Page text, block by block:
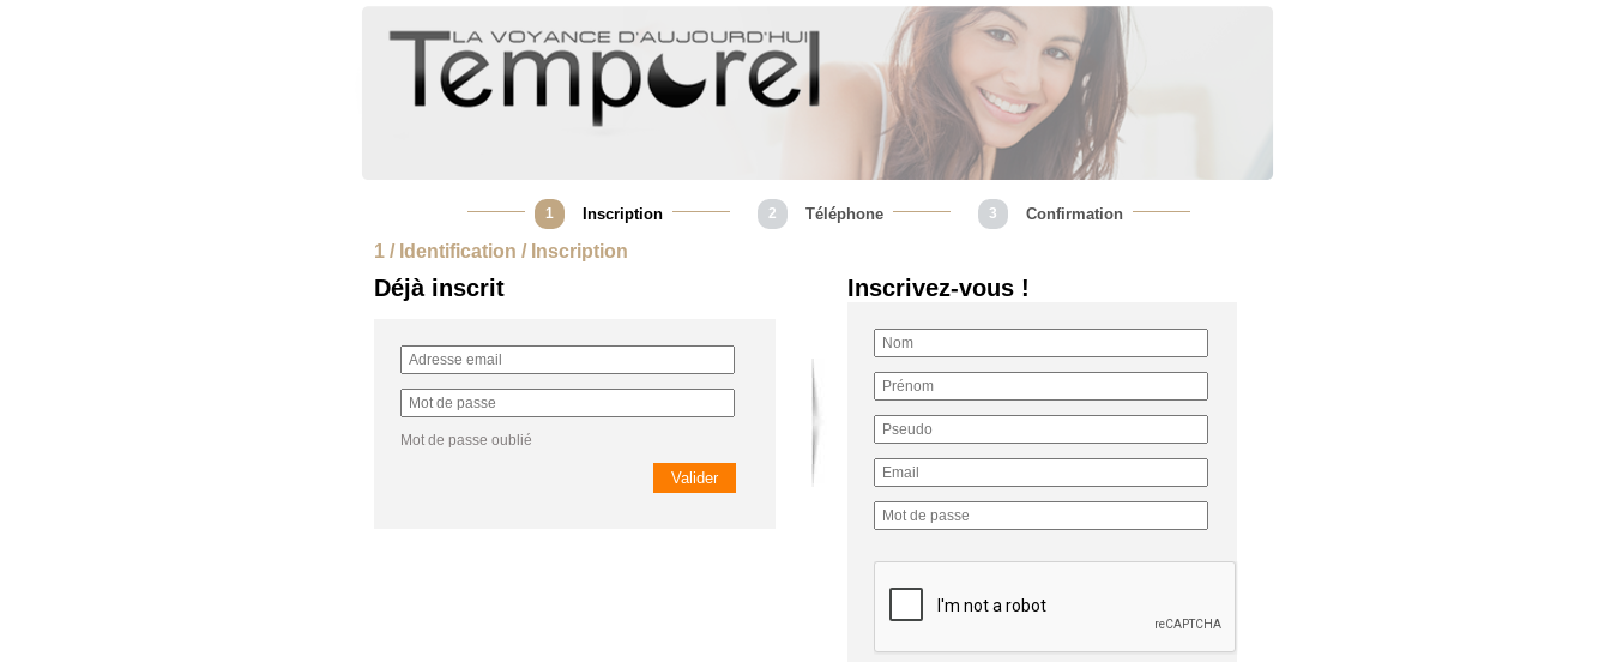
1 Inscription 2 Téléphone 3 Confirmation
1 / Identification / Inscription
Déjà inscrit
Mot de passe oublié
Inscrivez-vous !